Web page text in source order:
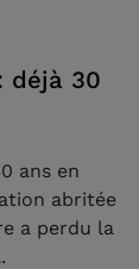
déjà 30
ans en
abritée
a perdu la